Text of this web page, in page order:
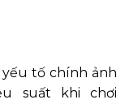
tố chính ảnh
suất khi chơi